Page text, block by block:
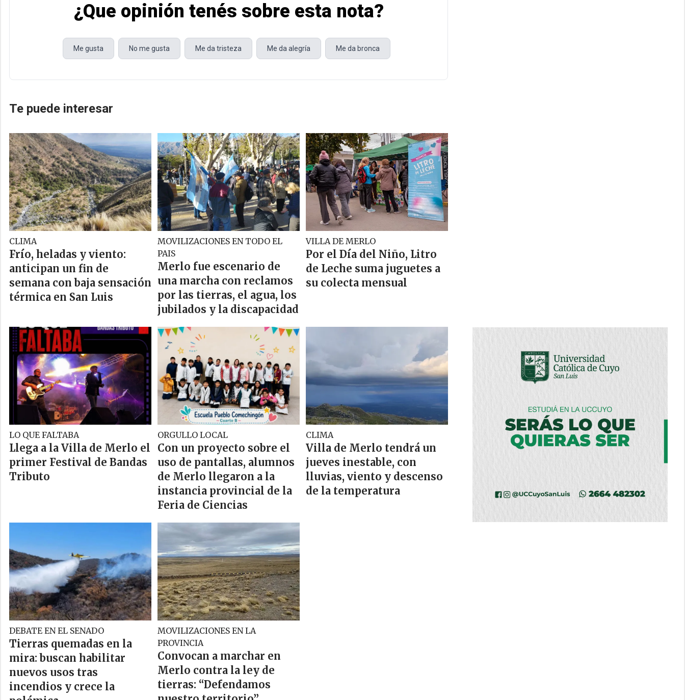
¿Que opinión tenés sobre esta nota?
Me gusta No me gusta Me da tristeza Me da alegría Me da bronca
Te puede interesar
CLIMA
Frío, heladas y viento:
anticipan un fin de
semana con baja sensación
térmica en San Luis
MOVILIZACIONES EN TODO EL
PAIS
Merlo fue escenario de
una marcha con reclamos
por las tierras, el agua, los
jubilados y la discapacidad
VILLA DE MERLO
Por el Día del Niño, Litro
de Leche suma juguetes a
su colecta mensual
LO QUE FALTABA
Llega a la Villa de Merlo el
primer Festival de Bandas
Tributo
ORGULLO LOCAL
Con un proyecto sobre el
uso de pantallas, alumnos
de Merlo llegaron a la
instancia provincial de la
Feria de Ciencias
CLIMA
Villa de Merlo tendrá un
jueves inestable, con
lluvias, viento y descenso
de la temperatura
DEBATE EN EL SENADO
Tierras quemadas en la
mira: buscan habilitar
nuevos usos tras
incendios y crece la
MOVILIZACIONES EN LA
PROVINCIA
Convocan a marchar en
Merlo contra la ley de
tierras: “Defendamos